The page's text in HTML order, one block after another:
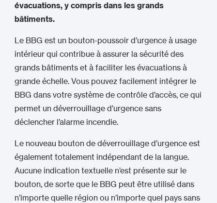
évacuations, y compris dans les grands
bâtiments.
Le BBG est un bouton-poussoir d’urgence à usage
intérieur qui contribue à assurer la sécurité des
grands bâtiments et à faciliter les évacuations à
grande échelle. Vous pouvez facilement intégrer le
BBG dans votre système de contrôle d’accès, ce qui
permet un déverrouillage d’urgence sans
déclencher l’alarme incendie.
Le nouveau bouton de déverrouillage d’urgence est
également totalement indépendant de la langue.
Aucune indication textuelle n’est présente sur le
bouton, de sorte que le BBG peut être utilisé dans
n’importe quelle région ou n’importe quel pays sans